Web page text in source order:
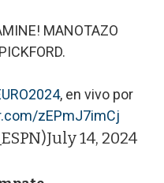
MANOTAZO
, en vivo por
zEPmJ7imCj
July 14, 2024